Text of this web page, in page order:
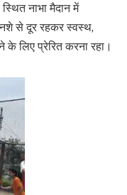
नाभा मैदान में
नशे से दूर रहकर स्वस्थ,
लिए प्रेरित करना रहा।